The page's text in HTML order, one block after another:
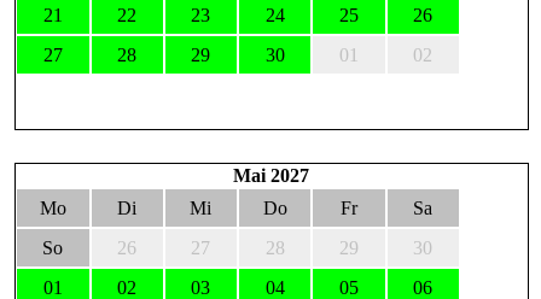
21
22 23 24 25
26
27
28 29 30 01 02
Mai 2027
Mo
Di Mi Do Fr
Sa
So
26 27 28 29
30
01
02 03 04 05
06